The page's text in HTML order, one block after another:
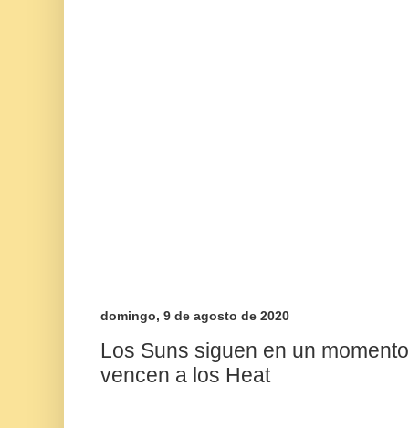
domingo, 9 de agosto de 2020
Los Suns siguen en un
vencen a los Heat